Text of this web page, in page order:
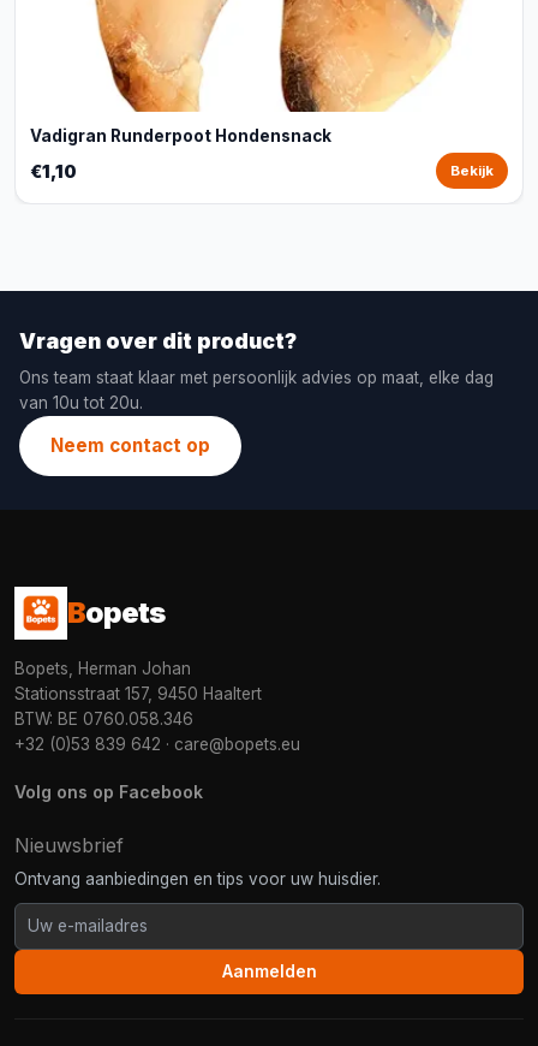
Vadigran Runderpoot Hondensnack
€1,10 Bekijk
Vragen over dit product?
Ons team staat klaar met persoonlijk advies op maat, elke dag
van 10u tot 20u.
Neem contact op
Bopets
Bopets, Herman Johan
Stationsstraat 157, 9450 Haaltert
BTW: BE 0760.058.346
+32 (0)53 839 642 · care@bopets.eu
Volg ons op Facebook
Nieuwsbrief
Ontvang aanbiedingen en tips voor uw huisdier.
Aanmelden